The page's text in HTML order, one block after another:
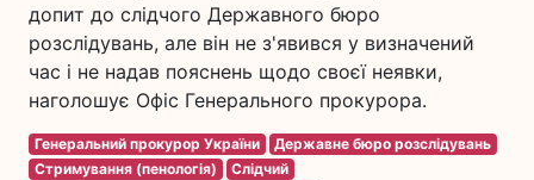
допит до слідчого Державного бюро
розслідувань, але він не з'явився у визначений
час і не надав пояснень щодо своєї неявки,
наголошує Офіс Генерального прокурора.
Генеральний прокурор України
Державне бюро розслідувань
Стримування (пенологія)
Слідчий